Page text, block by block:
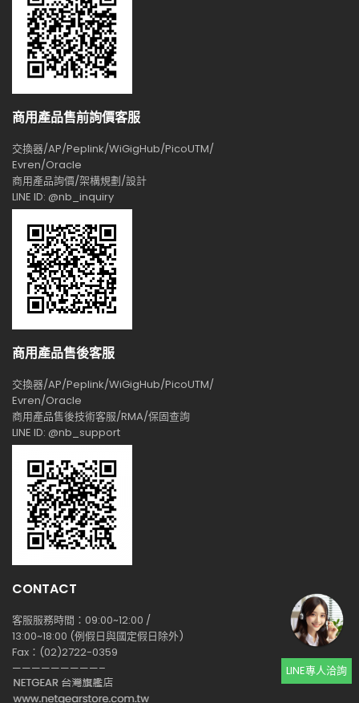
商用產品售前詢價客服
交換器/AP/Peplink/WiGigHub/PicoUTM/
Evren/Oracle
商用產品詢價/架構規劃/設計
LINE ID: @nb_inquiry
商用產品售後客服
交換器/AP/Peplink/WiGigHub/PicoUTM/
Evren/Oracle
商用產品售後技術客服/RMA/保固查詢
LINE ID: @nb_support
CONTACT
客服服務時間：09:00~12:00 /
13:00~18:00 (例假日與國定假日除外)
Fax：(02)2722-0359
—————————–
LINE專人洽詢